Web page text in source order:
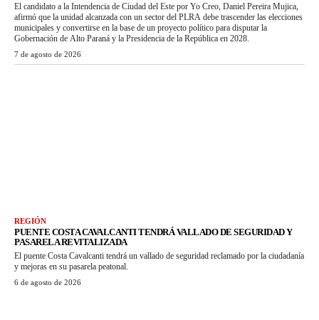
El candidato a la Intendencia de Ciudad del Este por Yo Creo, Daniel Pereira Mujica,
afirmó que la unidad alcanzada con un sector del PLRA debe trascender las elecciones
municipales y convertirse en la base de un proyecto político para disputar la
Gobernación de Alto Paraná y la Presidencia de la República en 2028.
7 de agosto de 2026
REGIÓN
PUENTE COSTA CAVALCANTI TENDRÁ VALLADO DE SEGURIDAD Y
PASARELA REVITALIZADA
El puente Costa Cavalcanti tendrá un vallado de seguridad reclamado por la ciudadanía
y mejoras en su pasarela peatonal.
6 de agosto de 2026